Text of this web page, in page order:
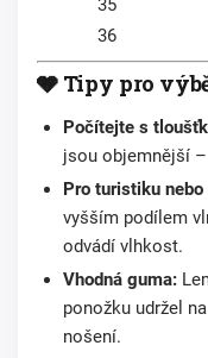
35
36
🩶 Tipy pro
Počítejte s
jsou objemnější
Pro turistiku
vyšším podílem
odvádí vlhkost.
Vhodná guma:
ponožku udržel
nošení.